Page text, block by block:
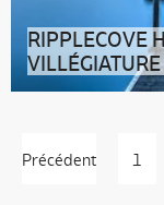
RIPPLECOVE
publications
Précédent 1